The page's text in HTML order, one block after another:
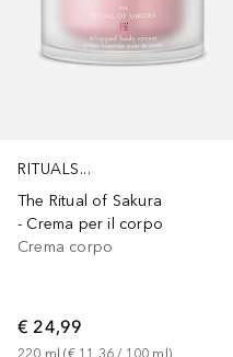
RITUALS...
The Ritual of Sakura
- Crema per il corpo
Crema corpo
€ 24,99